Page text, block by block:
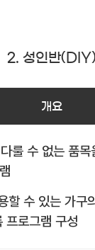
2. 성인반(DIY)
개요
룰 수 없는 품
할 수 있는 가구
프로그램 구성